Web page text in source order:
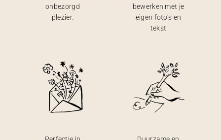
onbezorgd
plezier.
bewerken met je
eigen foto’s en
tekst